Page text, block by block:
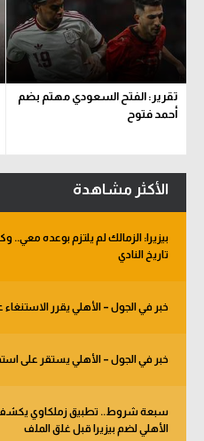
تقرير: الفتح السعودي مهتم بضم
أحمد فتوح
الأكثر مشاهدة
بيزيرا: الزمالك لم يلتزم بوعده
تاريخ النادي
خبر في الجول – الأهلي يقرر
خبر في الجول – الأهلي يستقر على
سبعة شروط.. تطبيق زملكاوي
الأهلي لضم بيزيرا قبل غلق الملف